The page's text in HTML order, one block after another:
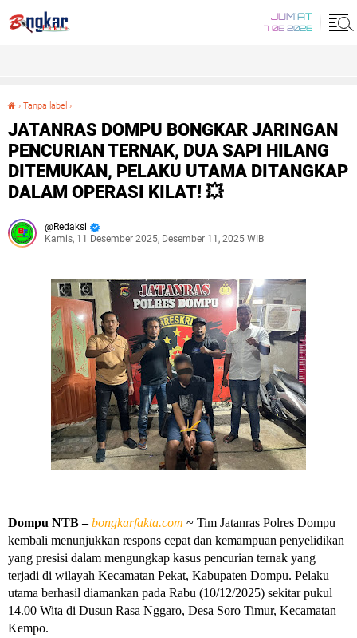
JUM'AT
7 08 2026
› Tanpa label ›
JATANRAS DOMPU BONGKAR JARINGAN
PENCURIAN TERNAK, DUA SAPI HILANG
DITEMUKAN, PELAKU UTAMA DITANGKAP
DALAM OPERASI KILAT! 💥
Redaksi
Kamis, 11 Desember 2025, Desember 11, 2025 WIB
Dompu NTB – bongkarfakta.com ~ Tim Jatanras Polres Dompu
kembali menunjukkan respons cepat dan kemampuan penyelidikan
yang presisi dalam mengungkap kasus pencurian ternak yang
terjadi di wilayah Kecamatan Pekat, Kabupaten Dompu. Pelaku
utama berhasil diamankan pada Rabu (10/12/2025) sekitar pukul
14.00 Wita di Dusun Rasa Nggaro, Desa Soro Timur, Kecamatan
Kempo.